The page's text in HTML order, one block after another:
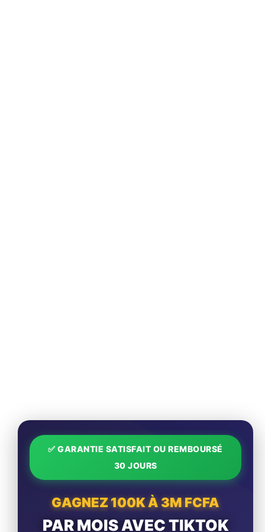
✅ GARANTIE SATISFAIT OU REMBOURSÉ
30 JOURS
GAGNEZ 100K À 3M FCFA
PAR MOIS AVEC TIKTOK